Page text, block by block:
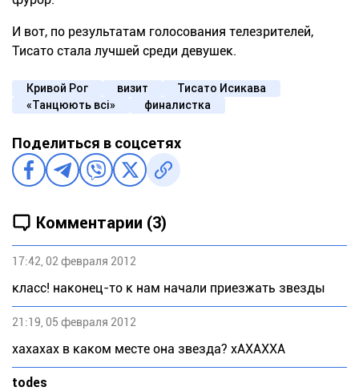
И вот, по результатам голосования телезрителей,
Тисато стала лучшей среди девушек.
Кривой Рог визит
Тисато Исикава
«Танцюють всi»
финалистка
Поделиться в соцсетях
Комментарии (3)
17:42, 02 февраля 2012
класс! наконец-то к нам начали приезжать звезды
21:19, 05 февраля 2012
хахахах в каком месте она звезда? хАХАХХА
todes